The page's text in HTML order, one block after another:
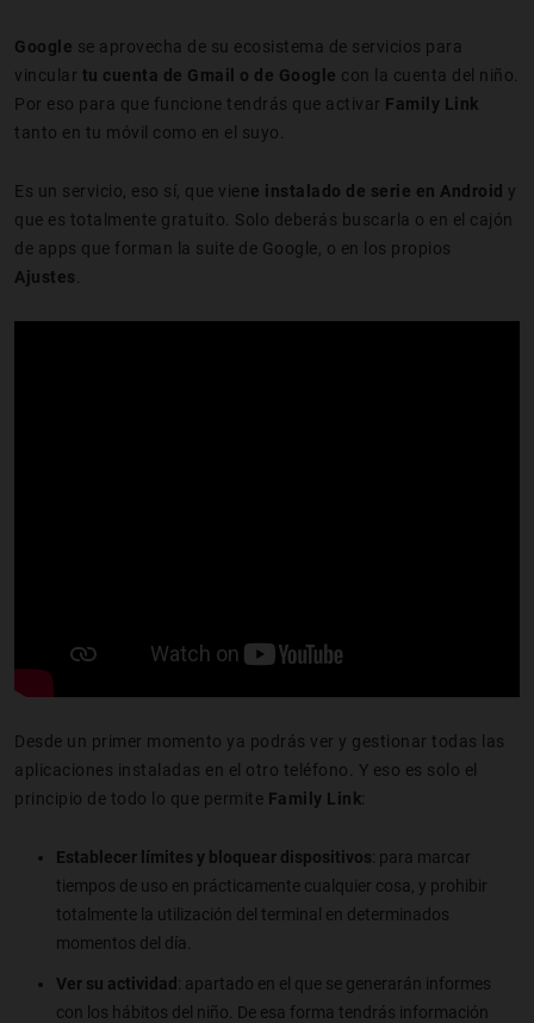
Google se aprovecha de su ecosistema de servicios para
vincular tu cuenta de Gmail o de Google con la cuenta del niño.
Por eso para que funcione tendrás que activar Family Link
tanto en tu móvil como en el suyo.
Es un servicio, eso sí, que viene instalado de serie en Android y
que es totalmente gratuito. Solo deberás buscarla o en el cajón
de apps que forman la suite de Google, o en los propios
Ajustes
Desde un primer momento ya podrás ver y gestionar todas las
aplicaciones instaladas en el otro teléfono. Y eso es solo el
principio de todo lo que permite Family Link:
Establecer límites y bloquear dispositivos: para marcar
tiempos de uso en prácticamente cualquier cosa, y prohibir
totalmente la utilización del terminal en determinados
momentos del día.
Ver su actividad : apartado en el que se generarán informes
con los hábitos del niño. De esa forma tendrás información